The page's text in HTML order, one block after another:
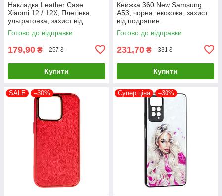
Накладка Leather Case
Xiaomi 12 / 12X, Плетінка,
ультратонка, захист від
подряпин і пилу
Готово до відправки
179,90 ₴ 257 ₴
Купити
Книжка 360 New Samsung
A53, чорна, екокожа, захист
від подряпин
Готово до відправки
231,70 ₴ 331 ₴
Купити
SALE –30% Супер ціна –30%